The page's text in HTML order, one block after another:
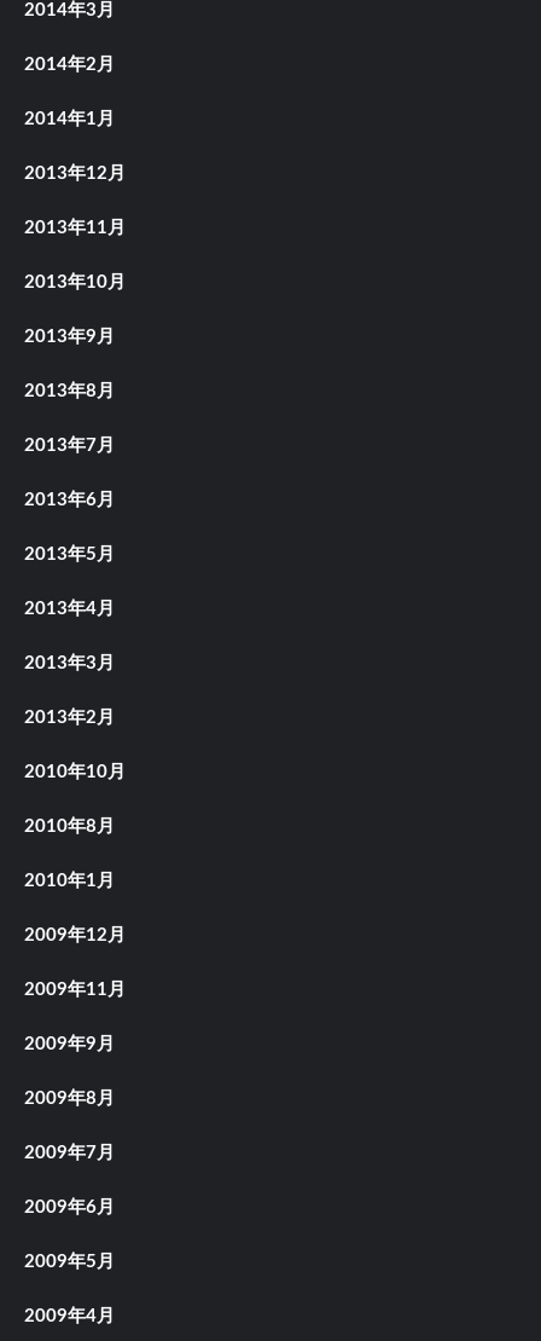
2014年3月
2014年2月
2014年1月
2013年12月
2013年11月
2013年10月
2013年9月
2013年8月
2013年7月
2013年6月
2013年5月
2013年4月
2013年3月
2013年2月
2010年10月
2010年8月
2010年1月
2009年12月
2009年11月
2009年9月
2009年8月
2009年7月
2009年6月
2009年5月
2009年4月